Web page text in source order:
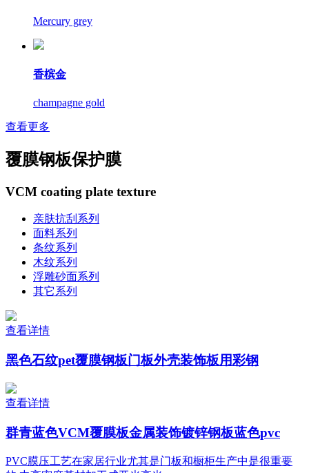
Mercury grey
香槟金
champagne gold
查看更多
覆膜钢板保护膜
VCM coating plate texture
亲肤抗刮系列
面料系列
条纹系列
木纹系列
浮雕砂面系列
其它系列
查看详情
黑色石纹pet覆膜钢板门板外壳装饰板用彩钢
查看详情
群青蓝色VCM覆膜板金属装饰镀锌钢板蓝色pvc
PVC膜压工艺在家居行业尤其是门板和橱柜生产中是很重要